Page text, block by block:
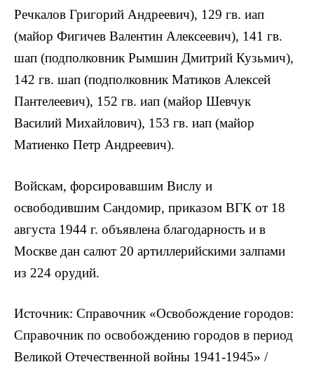
Речкалов Григорий Андреевич), 129 гв. иап
(майор Фигичев Валентин Алексеевич), 141 гв.
шап (подполковник Рымшин Дмитрий Кузьмич),
142 гв. шап (подполковник Матиков Алексей
Пантелеевич), 152 гв. иап (майор Шевчук
Василий Михайлович), 153 гв. иап (майор
Матиенко Петр Андреевич).
Войскам, форсировавшим Вислу и
освободившим Сандомир, приказом ВГК от 18
августа 1944 г. объявлена благодарность и в
Москве дан салют 20 артиллерийскими залпами
из 224 орудий.
Источник: Справочник «Освобождение городов:
Справочник по освобождению городов в период
Великой Отечественной войны 1941-1945» /